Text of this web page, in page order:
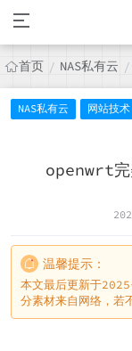
首页 / NAS私有云 /
NAS私有云 网站技术
openwrt
温馨提示：
本文最后更新于
分素材来自网络，若